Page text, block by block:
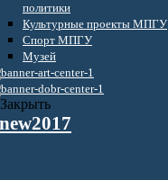
политики
Культурные проекты МПГУ
Спорт МПГУ
Музей
Закрыть